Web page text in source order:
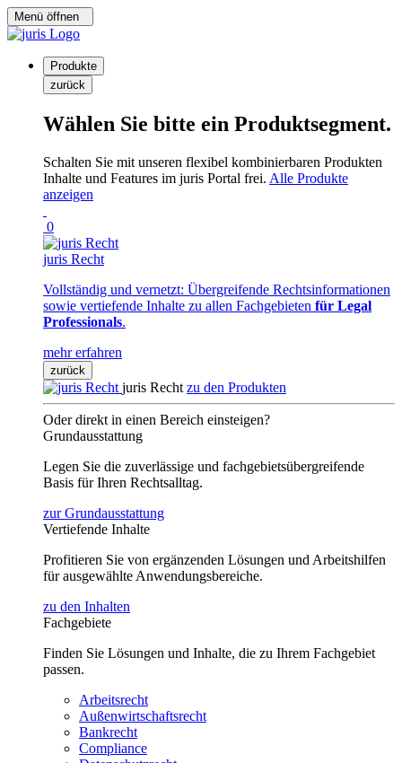
Menü öffnen
Produkte
zurück
Wählen Sie bitte ein Produktsegment.
Schalten Sie mit unseren flexibel kombinierbaren Produkten
Inhalte und Features im juris Portal frei. Alle Produkte
anzeigen
0
juris Recht
Vollständig und vernetzt: Übergreifende Rechtsinformationen
sowie vertiefende Inhalte zu allen Fachgebieten für Legal
Professionals.
mehr erfahren
zurück
juris Recht zu den Produkten
Oder direkt in einen Bereich einsteigen?
Grundausstattung
Legen Sie die zuverlässige und fachgebietsübergreifende
Basis für Ihren Rechtsalltag.
zur Grundausstattung
Vertiefende Inhalte
Profitieren Sie von ergänzenden Lösungen und Arbeitshilfen
für ausgewählte Anwendungsbereiche.
zu den Inhalten
Fachgebiete
Finden Sie Lösungen und Inhalte, die zu Ihrem Fachgebiet
passen.
Arbeitsrecht
Außenwirtschaftsrecht
Bankrecht
Compliance